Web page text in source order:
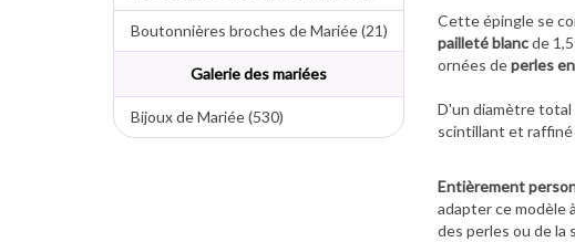
Boutonnières broches de Mariée (21)
Galerie des mariées
Bijoux de Mariée (530)
Cette épingle se
pailleté blancde 1,5
ornées deperles
D'un diamètre total
scintillant et
Entièrement
adapter ce modèle
des perles ou de